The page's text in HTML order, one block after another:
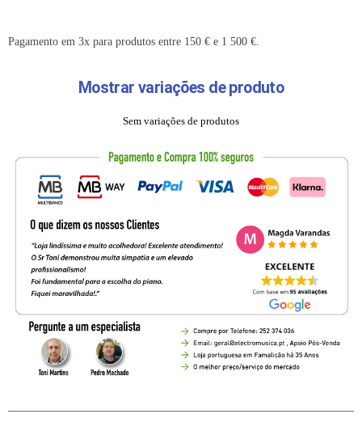
Pagamento em 3x para produtos entre 150 € e 1 500 €.
Mostrar variações de produto
Sem variações de produtos